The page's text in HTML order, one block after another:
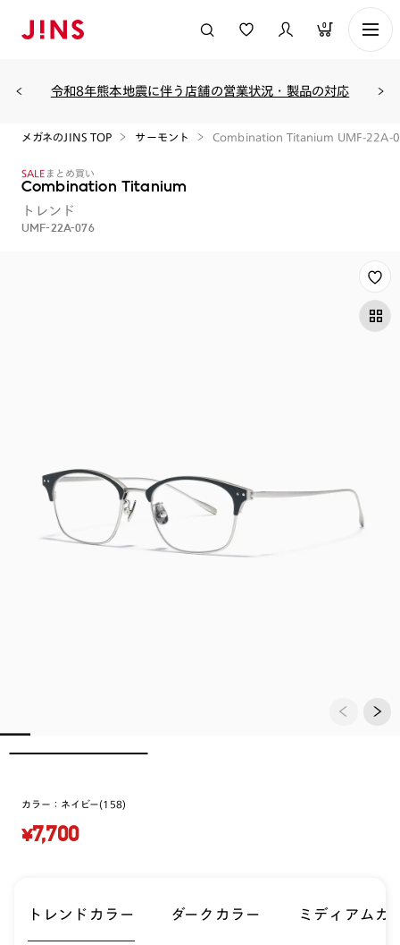
0
令和8年熊本地震に伴う店舗の営業状況・製品の対応
メガネのJINS TOP サーモント Combination Titanium UMF-22A-
SALE まとめ買い
Combination Titanium
トレンド
UMF-22A-076
カラー： ネイビー(158)
¥7,700
トレンドカラー ダークカラー ミディアムカ